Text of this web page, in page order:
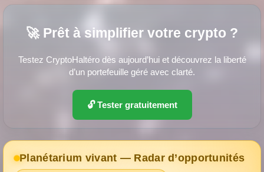
🚀 Prêt à simplifier votre crypto ?
Testez CryptoHaltéro dès aujourd’hui et découvrez la liberté
d’un portefeuille géré avec clarté.
🔓 Tester gratuitement
Planétarium vivant — Radar d’opportunités